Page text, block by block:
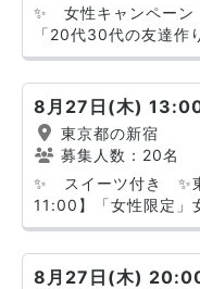
✨ 女性キャンペー
「20代30代の友達作
8月27日(木)
東京都の新宿
募集人数：20名
✨ スイーツ付き ✨
11:00】「女性限定」
8月27日(木)